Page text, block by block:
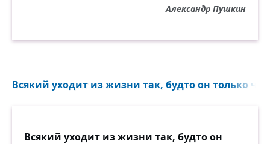
Александр Пушкин
Всякий уходит из жизни так, будто он только
Всякий уходит из жизни так, будто он